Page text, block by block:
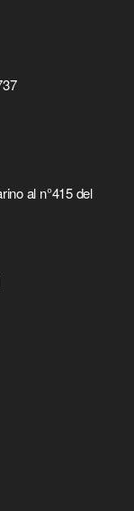
al n°415 del